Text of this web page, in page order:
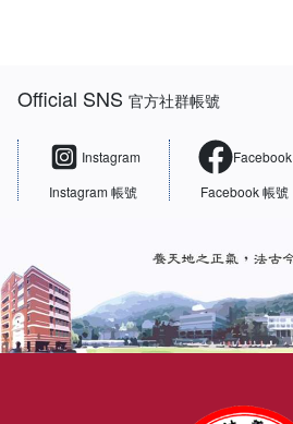
Official SNS官方社群帳號
Instagram
Instagram 帳號
Facebook
Facebook 帳號